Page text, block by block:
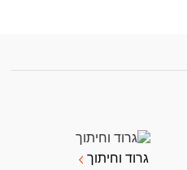
גרוד וחיתוך